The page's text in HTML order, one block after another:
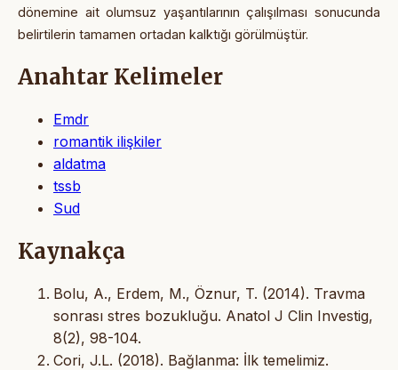
dönemine ait olumsuz yaşantılarının çalışılması sonucunda
belirtilerin tamamen ortadan kalktığı görülmüştür.
Anahtar Kelimeler
Emdr
romantik ilişkiler
aldatma
tssb
Sud
Kaynakça
Bolu, A., Erdem, M., Öznur, T. (2014). Travma
sonrası stres bozukluğu. Anatol J Clin Investig,
8(2), 98-104.
Cori, J.L. (2018). Bağlanma: İlk temelimiz.